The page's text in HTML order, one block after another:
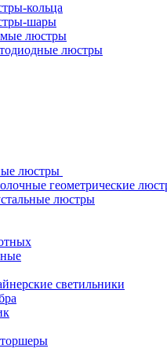
кольца
шары
люстры
люстры
люстры
геометрические
люстры
светильники